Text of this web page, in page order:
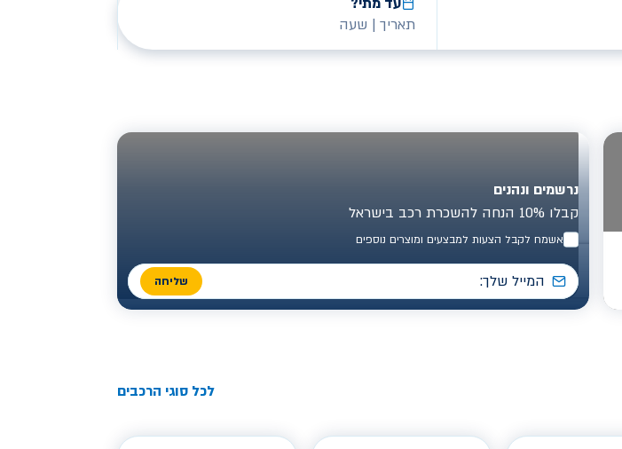
תאריך | שעה
נרשמים ונהנים
קבלו 10% הנחה להשכרת רכב בישראל
אשמח לקבל הצעות למבצעים ומוצרים נוספים
שליחה
לכל סוגי הרכבים